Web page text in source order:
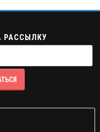
РАССЫЛКУ